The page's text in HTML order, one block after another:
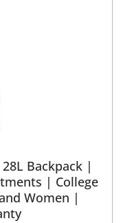
Backpack |
| College
Women |